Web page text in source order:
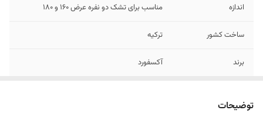
اندازه مناسب برای تشک دو نفره عرض 160 و ۱8۰
ساخت کشور ترکیه
برند آکسفورد
توضیحات